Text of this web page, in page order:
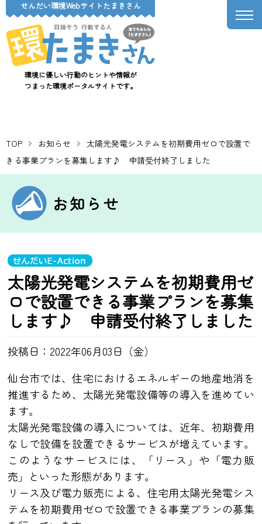
せんだい環境Webサイトたまきさん
環境に優しい行動のヒントや情報が
つまった環境ポータルサイトです。
TOP お知らせ
太陽光発電システムを初期費用ゼロで設置で
きる事業プランを募集します♪ 申請受付終了しました
お知らせ
太陽光発電システムを初期費用ゼ
ロで設置できる事業プランを募集
します♪ 申請受付終了しました
投稿日：2022年06月03日（金）
仙台市では、住宅におけるエネルギーの地産地消を
推進するため、太陽光発電設備等の導入を進めてい
ます。
太陽光発電設備の導入については、近年、初期費用
なしで設備を設置できるサービスが増えています。
このようなサービスには、「リース」や「電力販
売」といった形態があります。
リース及び電力販売による、住宅用太陽光発電シス
テムを初期費用ゼロで設置できる事業プランの募集